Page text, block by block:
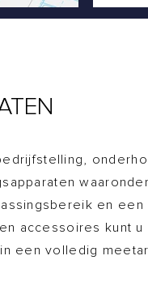
waaronder
en een
accessoires kunt
volledig